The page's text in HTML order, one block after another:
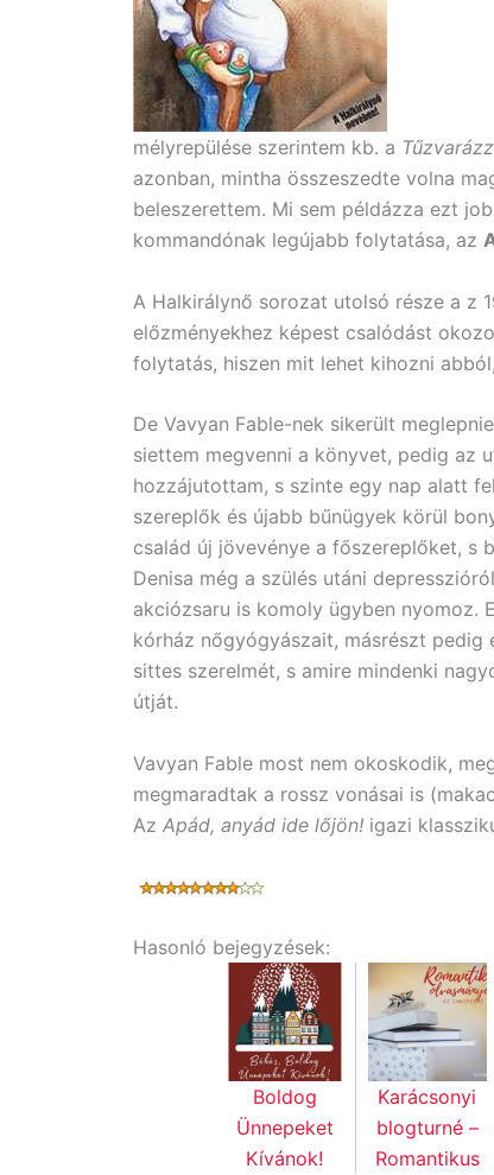
mélyrepülése szerintem kb. a
azonban, mintha összeszedte volna
beleszerettem. Mi sem példázza ezt
kommandónak legújabb folytatása, az
A Halkirálynő sorozat utolsó része a z
előzményekhez képest csalódást
folytatás, hiszen mit lehet kihozni
De Vavyan Fable-nek sikerült
siettem megvenni a könyvet, pedig az
hozzájutottam, s szinte egy nap alatt
szereplők és újabb bűnügyek körül
család új jövevénye a főszereplőket, s
Denisa még a szülés utáni
akciózsaru is komoly ügyben nyomoz.
kórház nőgyógyászait, másrészt
sittes szerelmét, s amire mindenki
útját.
Vavyan Fable most nem okoskodik,
megmaradtak a rossz vonásai is
Az Apád, anyád ide lőjön! igazi
Hasonló bejegyzések:
Boldog
Ünnepeket
Kívánok!
Karácsonyi
blogturné –
Romantikus